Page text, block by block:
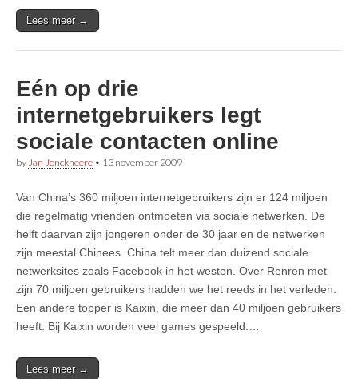
Lees meer →
Eén op drie
internetgebruikers legt
sociale contacten online
by Jan Jonckheere • 13 november 2009
Van China’s 360 miljoen internetgebruikers zijn er 124 miljoen
die regelmatig vrienden ontmoeten via sociale netwerken. De
helft daarvan zijn jongeren onder de 30 jaar en de netwerken
zijn meestal Chinees. China telt meer dan duizend sociale
netwerksites zoals Facebook in het westen. Over Renren met
zijn 70 miljoen gebruikers hadden we het reeds in het verleden.
Een andere topper is Kaixin, die meer dan 40 miljoen gebruikers
heeft. Bij Kaixin worden veel games gespeeld.…
Lees meer →